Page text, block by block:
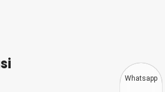
Whatsapp